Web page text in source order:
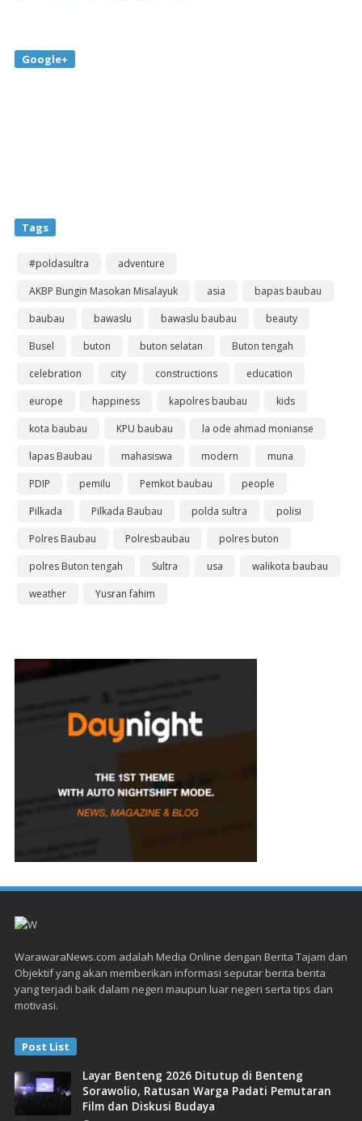
Google+
Tags
#poldasultra
adventure
AKBP Bungin Masokan Misalayuk
asia
bapas baubau
baubau
bawaslu bawaslu baubau
beauty
Busel
buton buton selatan
Buton tengah
celebration
city constructions
education
europe
happiness kapolres baubau
kids
kota baubau
KPU baubau
la ode ahmad monianse
lapas Baubau
mahasiswa modern
muna
PDIP
pemilu Pemkot baubau
people
Pilkada
Pilkada Baubau polda sultra
polisi
Polres Baubau
Polresbaubau
polres buton
polres Buton tengah
Sultra usa
walikota baubau
weather
Yusran fahim
WarawaraNews.com adalah Media Online dengan Berita Tajam dan
Objektif yang akan memberikan informasi seputar berita berita
yang terjadi baik dalam negeri maupun luar negeri serta tips dan
motivasi.
Post List
Layar Benteng 2026 Ditutup di Benteng
Sorawolio, Ratusan Warga Padati Pemutaran
Film dan Diskusi Budaya